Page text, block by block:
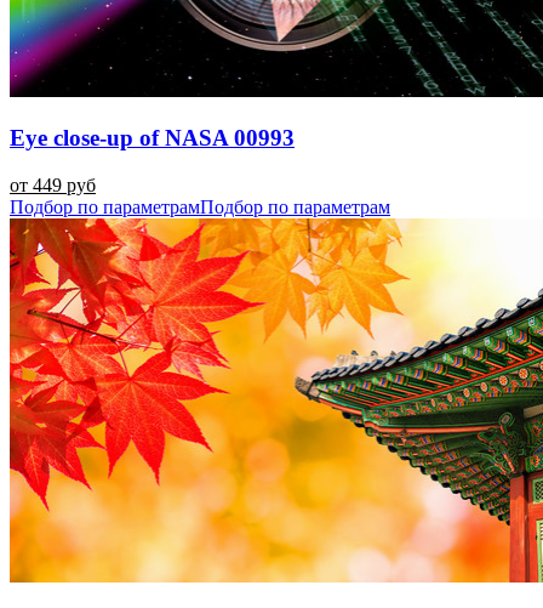
Eye close-up of NASA 00993
от 449 руб
Подбор по параметрамПодбор по параметрам